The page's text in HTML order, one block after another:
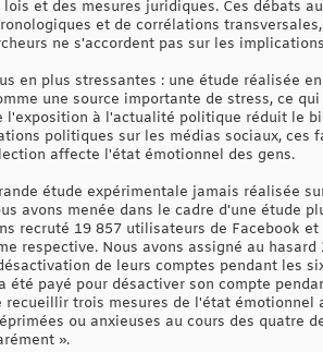
et des mesures juridiques. Ces débats
et de corrélations
ne s'accordent pas sur les
en plus stressantes : une étude réalisée
une source importante de stress, ce
à l'actualité politique réduit le
politiques sur les médias sociaux, ces
affecte l'état émotionnel des gens.
étude expérimentale jamais réalisée
avons menée dans le cadre d'une étude
recruté 19 857 utilisateurs de Facebook
respective. Nous avons assigné au
de leurs comptes pendant les
payé pour désactiver son compte
trois mesures de l'état émotionnel
ou anxieuses au cours des quatre
».